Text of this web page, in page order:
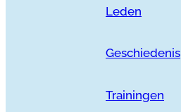
Leden
Geschiedenis
Trainingen